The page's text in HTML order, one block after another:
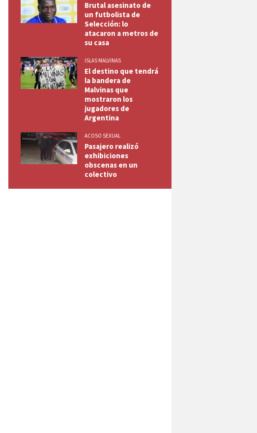
Brutal asesinato de
un futbolista de
Selección: lo
atacaron a metros de
su casa
ISLAS MALVINAS
El destino que tendrá
la bandera de
Malvinas que
mostraron los
jugadores de
Argentina
ACOSO SEXUAL
Pasajero realizó
exhibiciones
obscenas en un
colectivo